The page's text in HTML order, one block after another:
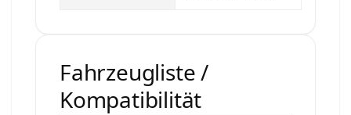
Fahrzeugliste /
Kompatibilität